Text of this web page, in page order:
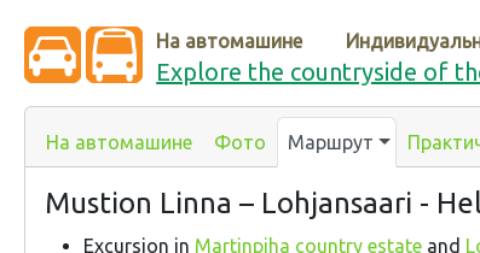
На автомашине
Explore the countryside of
На автомашине Фото Маршрут
Mustion Linna – Lohjansaari -
Excursion in Martinpiha country estate and